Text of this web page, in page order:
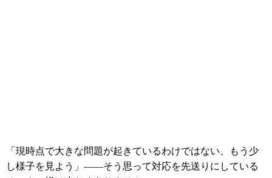
「現時点で大きな問題が起きているわけではない、もう少
し様子を見よう」——そう思って対応を先送りにしている